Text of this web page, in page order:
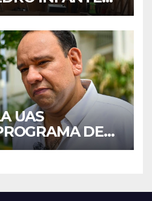
OBRAS
A
UAS
DE
Y
2026-